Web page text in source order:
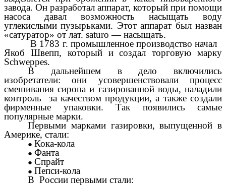
завода. Он разработал аппарат, который при помощи
насоса давал возможность насыщать воду
углекислыми пузырьками. Этот аппарат был назван
«сатуратор» от лат. saturo — насыщать.
В 1783 г. промышленное производство начал
Якоб Швепп, который и создал торговую марку
Schweppes.
В дальнейшем в дело включились
изобретатели: они усовершенствовали процесс
смешивания сиропа и газированной воды, наладили
контроль за качеством продукции, а также создали
фирменные упаковки. Так появились самые
популярные марки.
Первыми марками газировки, выпущенной в
Америке, стали:
Кока-кола
Фанта
Спрайт
Пепси-кола
В России первыми стали: